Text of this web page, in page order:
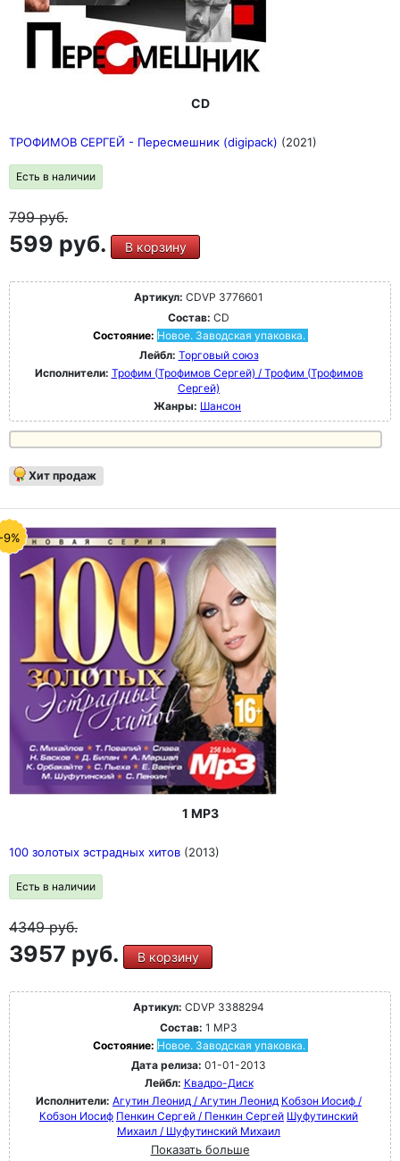
CD
ТРОФИМОВ СЕРГЕЙ - Пересмешник (digipack) (2021)
Есть в наличии
799руб.
599 руб. В корзину
Артикул: CDVP 3776601
Состав: CD
Состояние: Новое. Заводская упаковка.
Лейбл: Торговый союз
Исполнители: Трофим (Трофимов Сергей) / Трофим (Трофимов
Сергей)
Жанры: Шансон
Хит продаж
9%
1 MP3
100 золотых эстрадных хитов (2013)
Есть в наличии
4349руб.
3957 руб. В корзину
Артикул: CDVP 3388294
Состав: 1 MP3
Состояние: Новое. Заводская упаковка.
Дата релиза: 01-01-2013
Лейбл: Квадро-Диск
Исполнители: Агутин Леонид / Агутин Леонид Кобзон Иосиф /
Кобзон Иосиф Пенкин Сергей / Пенкин Сергей Шуфутинский
Михаил / Шуфутинский Михаил
Показать больше